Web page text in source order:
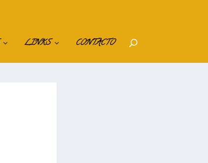
LINKS CONTACTO